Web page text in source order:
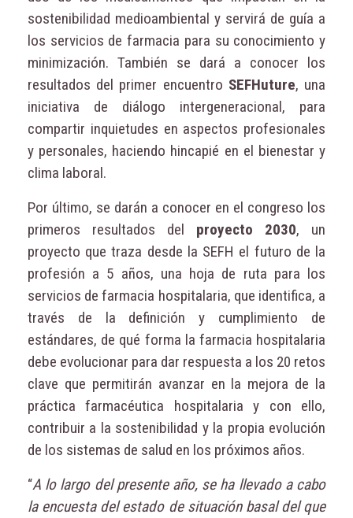
sostenibilidad medioambiental y servirá de guía a
los servicios de farmacia para su conocimiento y
minimización. También se dará a conocer los
resultados del primer encuentro SEFHuture, una
iniciativa de diálogo intergeneracional, para
compartir inquietudes en aspectos profesionales
y personales, haciendo hincapié en el bienestar y
clima laboral.
Por último, se darán a conocer en el congreso los
primeros resultados del proyecto 2030, un
proyecto que traza desde la SEFH el futuro de la
profesión a 5 años, una hoja de ruta para los
servicios de farmacia hospitalaria, que identifica, a
través de la definición y cumplimiento de
estándares, de qué forma la farmacia hospitalaria
debe evolucionar para dar respuesta a los 20 retos
clave que permitirán avanzar en la mejora de la
práctica farmacéutica hospitalaria y con ello,
contribuir a la sostenibilidad y la propia evolución
de los sistemas de salud en los próximos años.
“A lo largo del presente año, se ha llevado a cabo
la encuesta del estado de situación basal del que